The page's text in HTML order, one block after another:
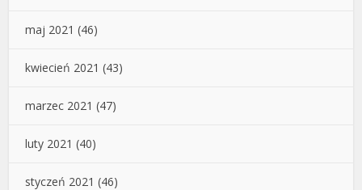
maj 2021 (46)
kwiecień 2021 (43)
marzec 2021 (47)
luty 2021 (40)
styczeń 2021 (46)